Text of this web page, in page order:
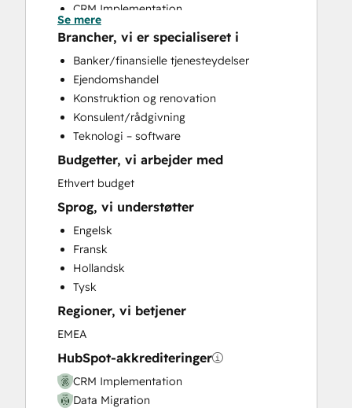
CRM Implementation
CRM Migration
Custom API Integrations
Customer Marketing
Customer Success Training
Customer Support Training
Customer Survey and Analysis
Email Marketing
Full Inbound Marketing Services
Help Desk Implementation
Paid Advertising
Programmable Automation
Sales and Marketing Alignment
Sales Coaching and Training
Sales Enablement
Website Design
Website Development
Se mere
Brancher, vi er specialiseret i
Banker/finansielle tjenesteydelser
Ejendomshandel
Konstruktion og renovation
Konsulent/rådgivning
Teknologi – software
Budgetter, vi arbejder med
Ethvert budget
Sprog, vi understøtter
Engelsk
Fransk
Hollandsk
Tysk
Regioner, vi betjener
EMEA
HubSpot-akkrediteringer
CRM Implementation
Data Migration